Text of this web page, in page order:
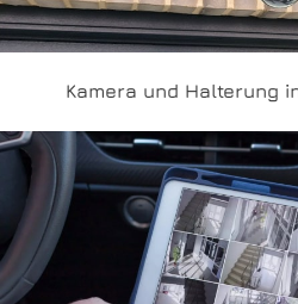
Kamera und Halterung